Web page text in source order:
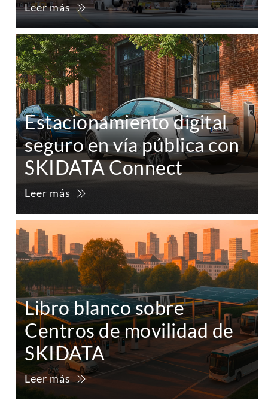
Leer más
Estacionamiento digital
seguro en vía pública con
SKIDATA Connect
Leer más
Libro blanco sobre
Centros de movilidad de
SKIDATA
Leer más